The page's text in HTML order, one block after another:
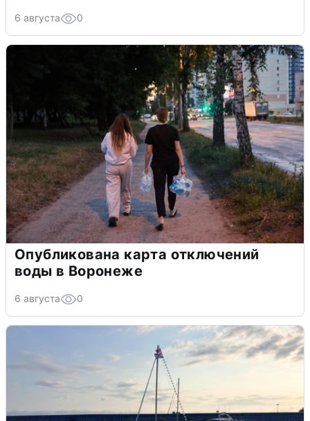
6 августа 0
Опубликована карта отключений
воды в Воронеже
6 августа 0